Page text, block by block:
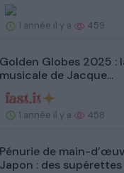
1 année il y a 459
Golden Globes 2025 :
musicale de Jacque...
1 année il y a 458
Pénurie de main-
Japon : des supérettes